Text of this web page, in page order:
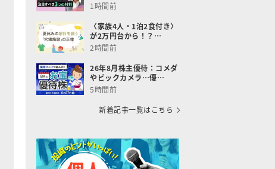
1時間前
〈家族4人・1泊2食付き〉
が2万円台から！？…
2時間前
26年8月株主優待：コメダ
やビックカメラ…優…
5時間前
新着記事一覧はこちら